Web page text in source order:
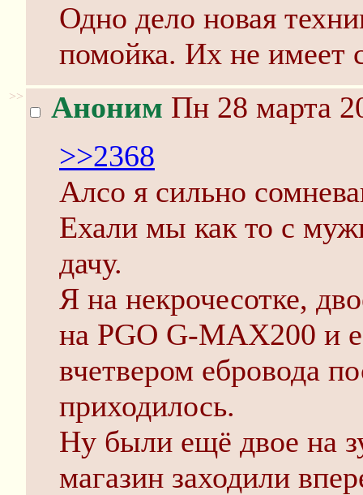
Одно дело новая
помойка. Их не имеет
>> Аноним Пн 28 марта
>>2368
Алсо я сильно
Ехали мы как то с
дачу.
Я на некрочесотке,
на PGO G-MAX200 и
вчетвером ебровода
приходилось.
Ну были ещё двое на
магазин заходили